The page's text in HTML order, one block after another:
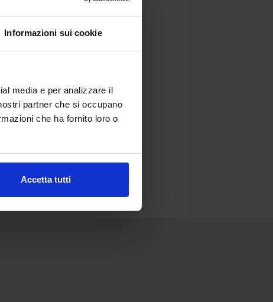
Informazioni sui cookie
media e per analizzare il
partner che si occupano
che ha fornito loro o
Accetta tutti